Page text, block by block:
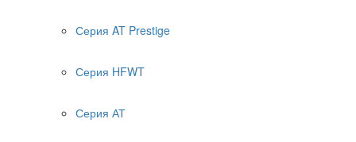
Серия AT Prestige
Серия HFWT
Серия АТ